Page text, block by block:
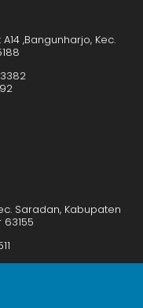
,Bangunharjo, Kec.
Saradan, Kabupaten